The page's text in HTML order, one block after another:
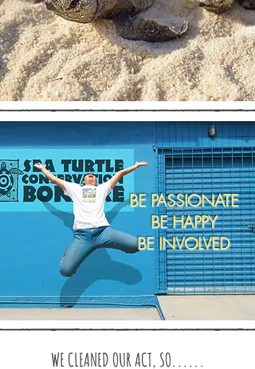
BE PASSIONATE
BE HAPPY
BE INVOLVED
WE CLEANED OUR ACT, SO......